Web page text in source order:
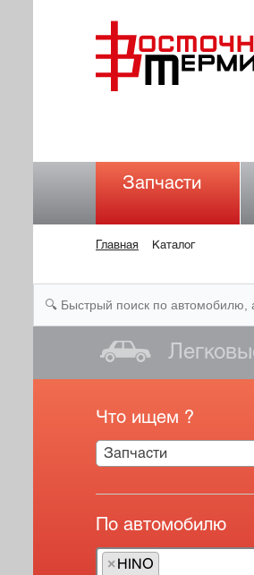
Запчасти
Главная Каталог
Что ищем ?
Запчасти
По автомобилю
× HINO